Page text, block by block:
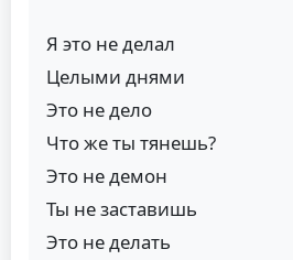
Я это не делал
Целыми днями
Это не дело
Что же ты тянешь?
Это не демон
Ты не заставишь
Это не делать